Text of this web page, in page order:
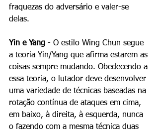
fraquezas do adversário e valer-se
delas.
Yin e Yang - O estilo Wing Chun segue
a teoria Yin/Yang que afirma estarem as
coisas sempre mudando. Obedecendo a
essa teoria, o lutador deve desenvolver
uma variedade de técnicas baseadas na
rotação contínua de ataques em cima,
em baixo, à direita, à esquerda, nunca
o fazendo com a mesma técnica duas